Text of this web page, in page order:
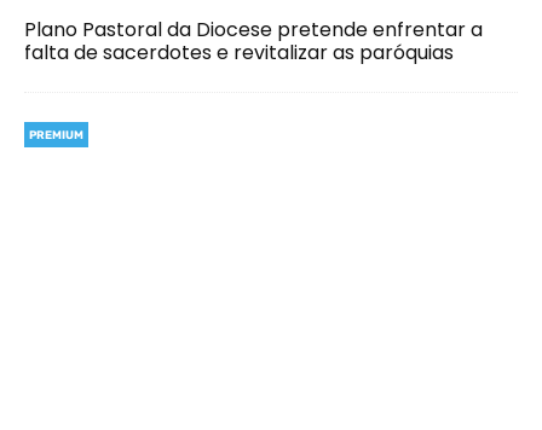
Plano Pastoral da Diocese pretende enfrentar a
falta de sacerdotes e revitalizar as paróquias
PREMIUM